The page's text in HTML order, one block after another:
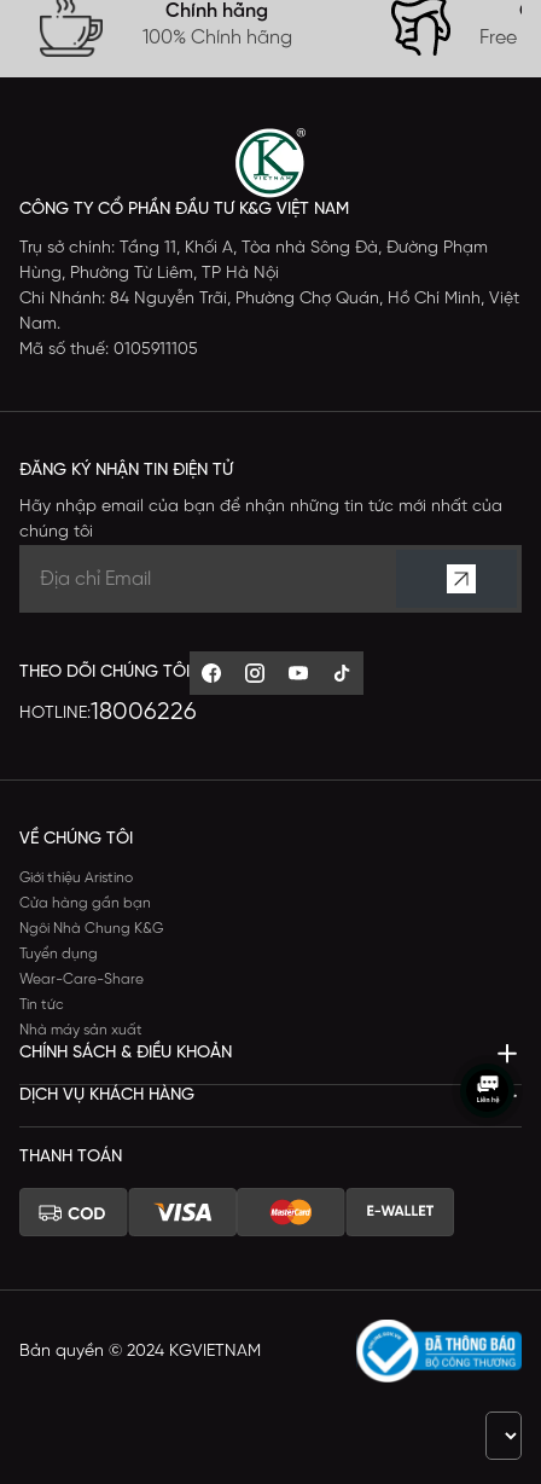
Chính hãng
100% Chính hãng
Free
CÔNG TY CỔ PHẦN ĐẦU TƯ K&G VIỆT NAM
Trụ sở chính: Tầng 11, Khối A, Tòa nhà Sông Đà, Đường Phạm
Hùng, Phường Từ Liêm, TP Hà Nội
Chi Nhánh: 84 Nguyễn Trãi, Phường Chợ Quán, Hồ Chí Minh, Việt
Nam.
Mã số thuế: 0105911105
ĐĂNG KÝ NHẬN TIN ĐIỆN TỬ
Hãy nhập email của bạn để nhận những tin tức mới nhất của
chúng tôi
THEO DÕI CHÚNG TÔI
HOTLINE:18006226
VỀ CHÚNG TÔI
Giới thiệu Aristino
Cửa hàng gần bạn
Ngôi Nhà Chung K&G
Tuyển dụng
Wear-Care-Share
Tin tức
Nhà máy sản xuất
CHÍNH SÁCH & ĐIỀU KHOẢN
DỊCH VỤ KHÁCH HÀNG
THANH TOÁN
Bản quyền © 2024 KGVIETNAM